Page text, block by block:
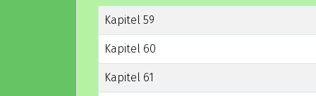
Rubrik
Kapitel 59
Kapitel 60
Kapitel 61